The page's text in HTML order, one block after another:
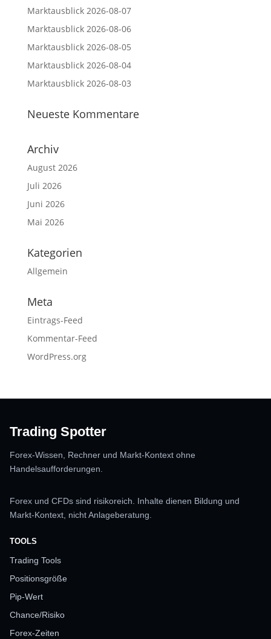
Marktausblick 2026-08-07
Marktausblick 2026-08-06
Marktausblick 2026-08-05
Marktausblick 2026-08-04
Marktausblick 2026-08-03
Neueste Kommentare
Archiv
August 2026
Juli 2026
Juni 2026
Mai 2026
Kategorien
Allgemein
Meta
Eintrags-Feed
Kommentar-Feed
WordPress.org
Trading Spotter
Forex-Wissen, Rechner und Markt-Kontext ohne
Handelsaufforderungen.
Forex und CFDs sind risikoreich. Inhalte dienen Bildung und
Markt-Kontext, nicht Anlageberatung.
TOOLS
Trading Tools
Positionsgröße
Pip-Wert
Chance/Risiko
Forex-Zeiten